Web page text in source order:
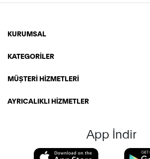
KURUMSAL
KATEGORİLER
MÜŞTERİ HİZMETLERİ
AYRICALIKLI HİZMETLER
App İndir